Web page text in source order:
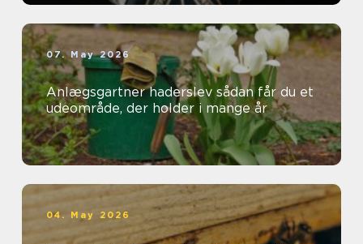
07. May 2026
Anlægsgartner haderslev sådan får du et
udeområde, der holder i mange år
04. May 2026